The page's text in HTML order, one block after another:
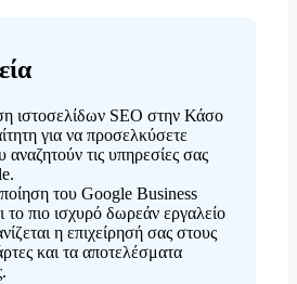
ιστοσελίδων SEO στην Κάσο
για να προσελκύσετε
αναζητούν τις υπηρεσίες σας
του Google Business
το πιο ισχυρό δωρεάν εργαλείο
η επιχείρησή σας στους
και τα αποτελέσματα